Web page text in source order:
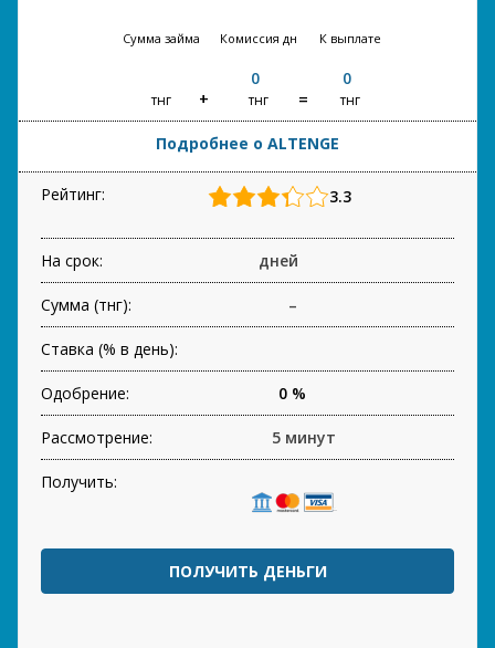
Сумма займа
тнг
Комиссия дн
0
тнг
К выплате
0
тнг
Подробнее о ALTENGE
Рейтинг: 3.3
На срок: дней
Сумма (тнг): –
Ставка (% в день):
Одобрение: 0 %
Рассмотрение: 5 минут
Получить:
ПОЛУЧИТЬ ДЕНЬГИ